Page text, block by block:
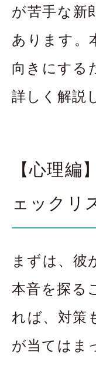
が苦手な新
あります。
向きにする
詳しく解説
【心理
ェックリ
まずは、彼
本音を探る
れば、対策
が当てはま